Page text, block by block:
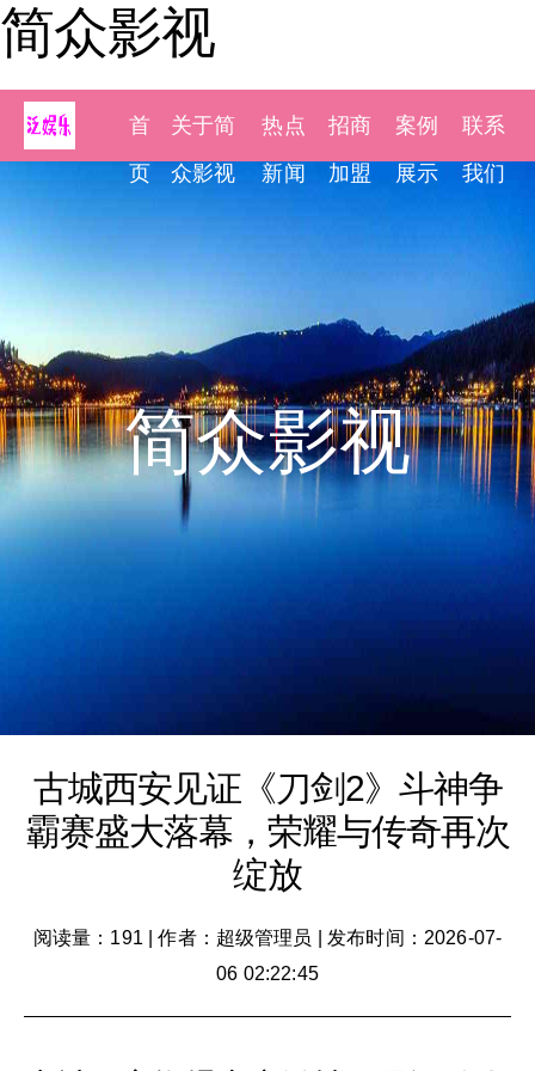
简众影视
首
页
关于简
众影视
热点
新闻
招商
加盟
案例
展示
联系
我们
简众影视
古城西安见证《刀剑2》斗神争
霸赛盛大落幕，荣耀与传奇再次
绽放
阅读量：191 |作者：超级管理员
发布时间：2026-07-
06 02:22:45